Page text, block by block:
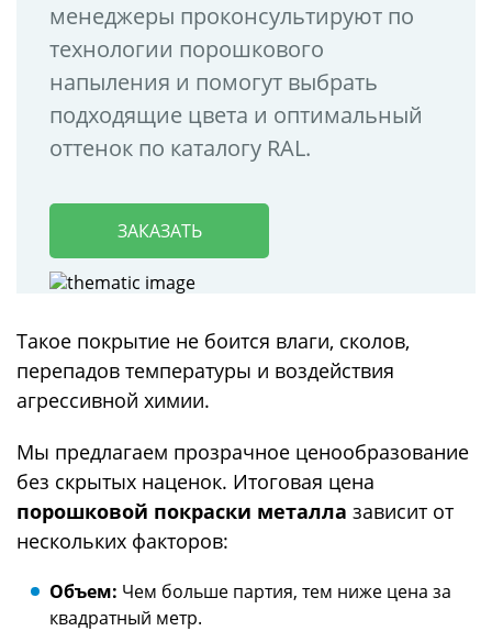
менеджеры проконсультируют по
технологии порошкового
напыления и помогут выбрать
подходящие цвета и оптимальный
оттенок по каталогу RAL.
ЗАКАЗАТЬ
Такое покрытие не боится влаги, сколов,
перепадов температуры и воздействия
агрессивной химии.
Мы предлагаем прозрачное ценообразование
без скрытых наценок. Итоговая цена
порошковой покраски металла зависит от
нескольких факторов:
Объем: Чем больше партия, тем ниже цена за
квадратный метр.